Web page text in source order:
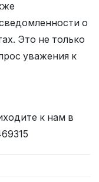
о
Это не только
уважения к
к нам в